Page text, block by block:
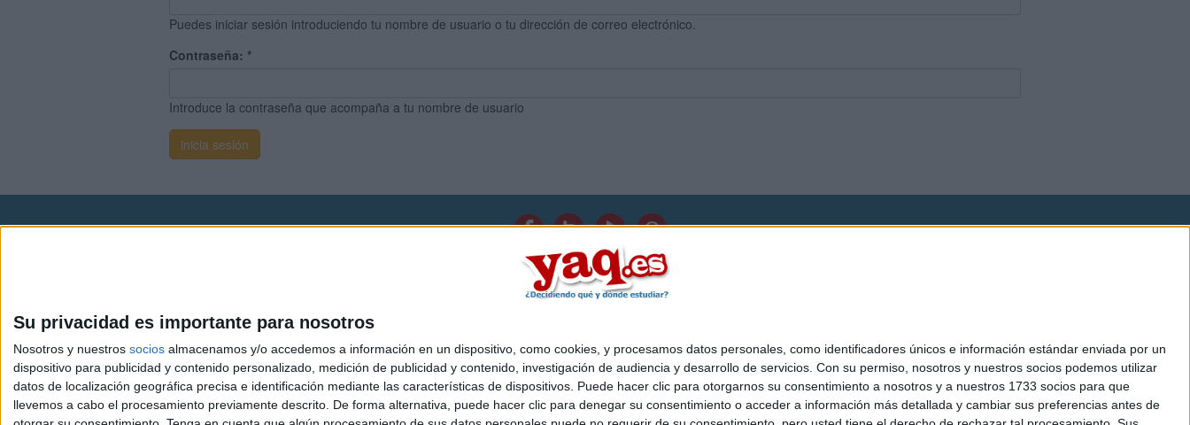
Su privacidad es importante para nosotros
Nosotros y nuestros socios almacenamos y/o accedemos a información en un dispositivo, como cookies, y procesamos datos personales, como identificadores únicos e información estándar enviada por un
dispositivo para publicidad y contenido personalizado, medición de publicidad y contenido, investigación de audiencia y desarrollo de servicios. Con su permiso, nosotros y nuestros socios podemos utilizar
datos de localización geográfica precisa e identificación mediante las características de dispositivos. Puede hacer clic para otorgarnos su consentimiento a nosotros y a nuestros 1733 socios para que
llevemos a cabo el procesamiento previamente descrito. De forma alternativa, puede hacer clic para denegar su consentimiento o acceder a información más detallada y cambiar sus preferencias antes de
Puedes iniciar sesión introduciendo tu nombre de usuario o tu dirección de correo electrónico.
Contraseña: *
Introduce la contraseña que acompaña a tu nombre de usuario
Quiénes somos| Contactar|Anúnciate
Politica de privacidad|Condiciones generales
- Diego de León 47 - 28006 Madrid [ESPAÑA] - Tel. +34 91 593 2767